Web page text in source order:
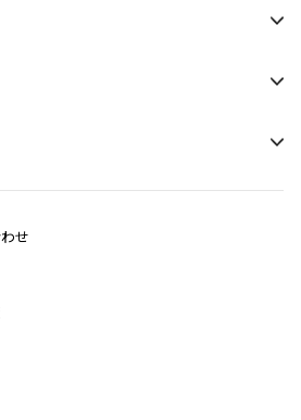
せ